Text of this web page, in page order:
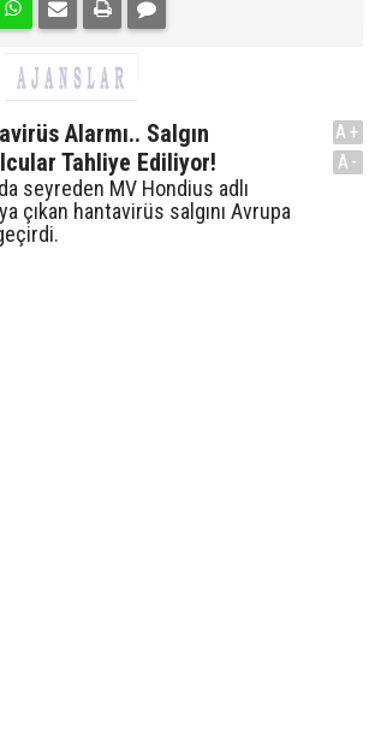
Alarmı.. Salgın
Tahliye Ediliyor!
seyreden MV Hondius adlı
çıkan hantavirüs salgını Avrupa
A+
A-